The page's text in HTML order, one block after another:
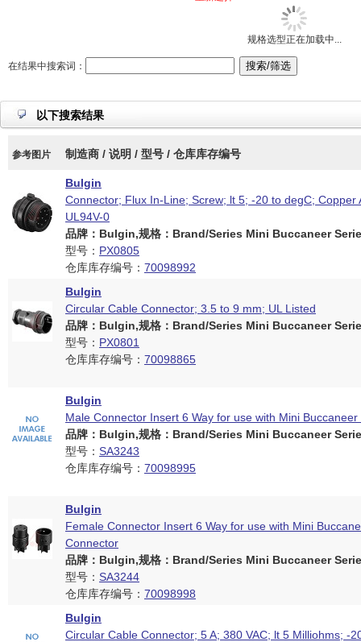
规格选型正在加载中...
在结果中搜索词：
以下搜索结果
参考图片 制造商 / 说明 / 型号 / 仓库库存编号
Bulgin
Connector; Flux In-Line; Screw; lt 5; -20 to degC; Copper
UL94V-0
品牌：Bulgin,规格：Brand/Series Mini Buccaneer
型号： PX0805
仓库库存编号： 70098992
Bulgin
Circular Cable Connector; 3.5 to 9 mm; UL Listed
品牌：Bulgin,规格：Brand/Series Mini Buccaneer
型号： PX0801
仓库库存编号： 70098865
Bulgin
Male Connector Insert 6 Way for use with Mini
品牌：Bulgin,规格：Brand/Series Mini Buccaneer
型号： SA3243
仓库库存编号： 70098995
Bulgin
Female Connector Insert 6 Way for use with Mini
Connector
品牌：Bulgin,规格：Brand/Series Mini Buccaneer
型号： SA3244
仓库库存编号： 70098998
Bulgin
Circular Cable Connector; 5 A; 380 VAC; lt 5 Milliohms; -